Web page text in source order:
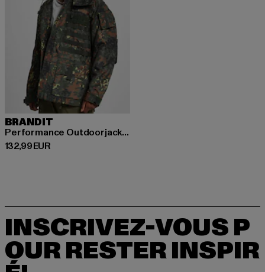
BRANDIT
Performance Outdoorjacket
132,99 EUR
Prix courant: 132,99 EUR
INSCRIVEZ-VOUS P
OUR RESTER INSPIR